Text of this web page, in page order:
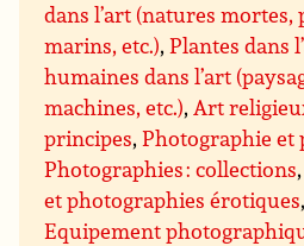
dans l’art (natures mortes,
marins, etc.),Plantes dans
humaines dans l’art
machines, etc.),Art
principes,Photographie et
Photographies : collections
et photographies érotiques
Equipement